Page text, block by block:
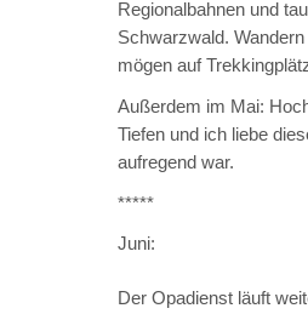
Regionalbahnen und
Schwarzwald.
mögen auf
Außerdem im Mai:
Tiefen und ich liebe
aufregend war.
*****
Juni:
Der Opadienst läuft